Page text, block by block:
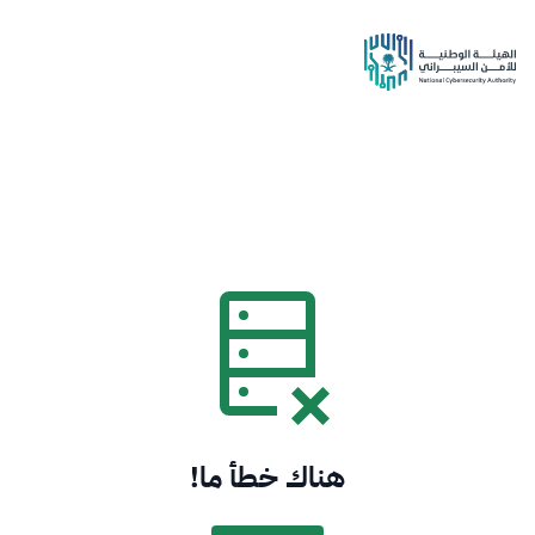
هناك خطأ ما!